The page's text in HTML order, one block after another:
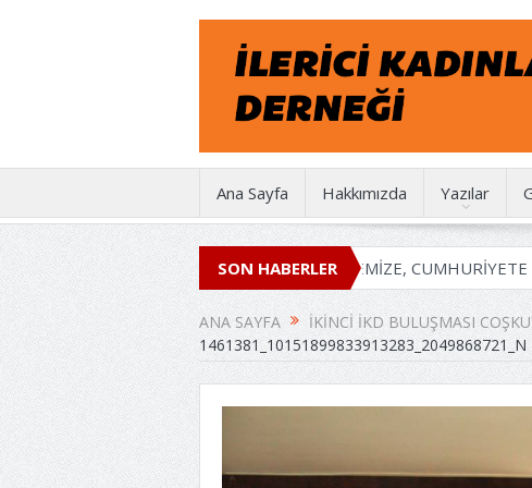
Ana Sayfa Hakkımızda Yazılar
SON HABERLER
İKD 50 YAŞINDA EMEĞİMİZE, İRADEMİZE, CUMHURİYETE
ANA SAYFA
İKINCI İKD BULUŞMASI
1461381_10151899833913283_2049868721_N